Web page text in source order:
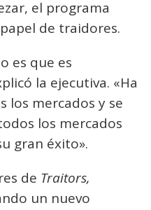
el programa
de traidores.
es que es
la ejecutiva. «Ha
los mercados y se
los mercados
gran éxito».
de Traitors,
un nuevo